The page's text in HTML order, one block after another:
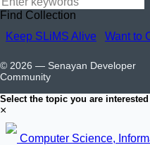
Find Collection
Keep SLiMS Alive
Want to
© 2026 — Senayan Developer
Community
Select the topic you are
×
Computer Science,